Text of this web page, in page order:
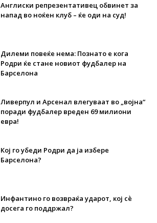
Англиски репрезентативец обвинет за
напад во ноќен клуб – ќе оди на суд!
Дилеми повеќе нема: Познато е кога
Родри ќе стане новиот фудбалер на
Барселона
Ливерпул и Арсенал влегуваат во „војна“
поради фудбалер вреден 69 милиони
евра!
Кој го убеди Родри да ја избере
Барселона?
Инфантино го возвраќа ударот, кој сè
досега го поддржал?